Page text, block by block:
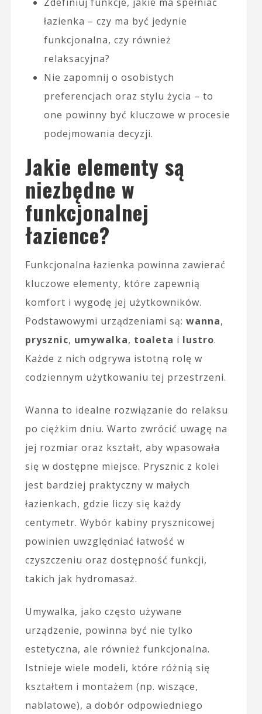
łazienka – czy ma być jedynie
funkcjonalna, czy również
relaksacyjna?
Nie zapomnij o osobistych
preferencjach oraz stylu życia – to
one powinny być kluczowe w procesie
podejmowania decyzji.
Jakie elementy są
niezbędne w
funkcjonalnej
łazience?
Funkcjonalna łazienka powinna zawierać
kluczowe elementy, które zapewnią
komfort i wygodę jej użytkowników.
Podstawowymi urządzeniami są: wanna,
prysznic, umywalka, toaleta i lustro.
Każde z nich odgrywa istotną rolę w
codziennym użytkowaniu tej przestrzeni.
Wanna to idealne rozwiązanie do relaksu
po ciężkim dniu. Warto zwrócić uwagę na
jej rozmiar oraz kształt, aby wpasowała
się w dostępne miejsce. Prysznic z kolei
jest bardziej praktyczny w małych
łazienkach, gdzie liczy się każdy
centymetr. Wybór kabiny prysznicowej
powinien uwzględniać łatwość w
czyszczeniu oraz dostępność funkcji,
takich jak hydromasaż.
Umywalka, jako często używane
urządzenie, powinna być nie tylko
estetyczna, ale również funkcjonalna.
Istnieje wiele modeli, które różnią się
kształtem i montażem (np. wiszące,
nablatowe), a dobór odpowiedniego